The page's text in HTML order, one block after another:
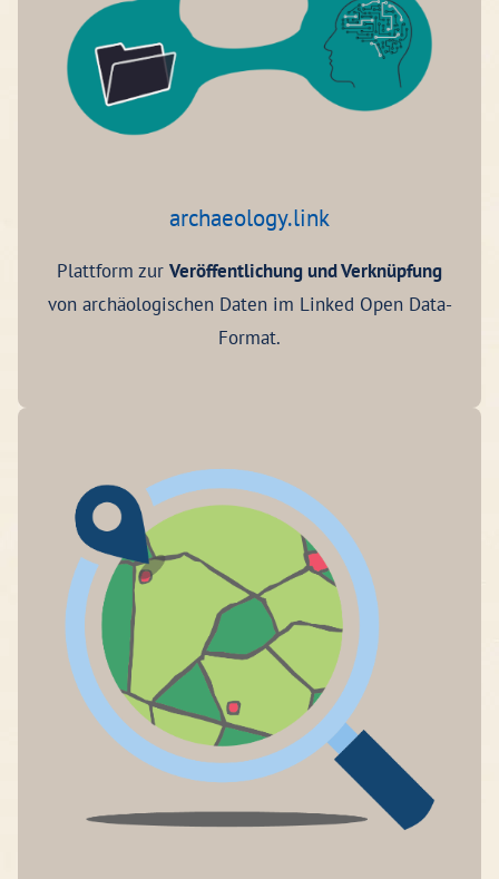
archaeology.link
Plattform zur Veröffentlichung und Verknüpfung
von archäologischen Daten im Linked Open Data-
Format.